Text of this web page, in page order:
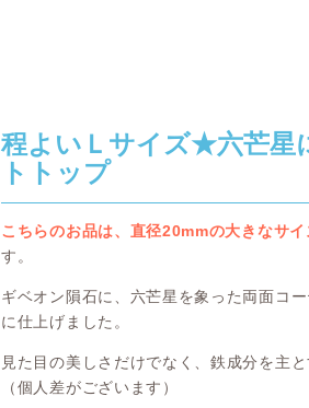
程よいＬサイズ★六芒星
トトップ
こちらのお品は、直径20mmの大きなサ
す。
ギベオン隕石に、六芒星を象った両面コ
に仕上げました。
見た目の美しさだけでなく、鉄成分を主
（個人差がございます）